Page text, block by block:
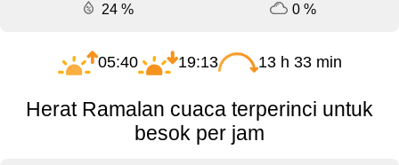
24 %
0 %
05:40 19:13 13 h 33 min
Herat Ramalan cuaca terperinci untuk
besok per jam